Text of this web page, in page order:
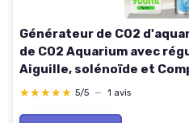
Générateur de CO2
de CO2 Aquarium avec
Aiguille, solénoïde et
Plantes d'aquarium
★★★★★
★★★★★ 5/5 — 1 avis